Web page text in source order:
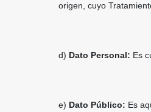
origen, cuyo
d) Dato Personal: Es
e) Dato Público: Es